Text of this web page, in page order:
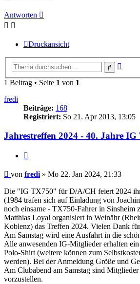
Antworten
Druckansicht
Suche
1 Beitrag • Seite 1 von 1
fredi
Beiträge: 168
Registriert: So 21. Apr 2013, 13:05
Jahrestreffen 2024 - 40. Jahre
Beitrag
von fredi » Mo 22. Jan 2024, 21:33
Die "IG TX750" für D/A/CH feiert 2024
(1984 trafen sich auf Einladung von
noch einsame - TX750-Fahrer in Sinsheim
Matthias Loyal organisiert in Weinähr
Koblenz) das Treffen 2024. Vielen Dank
Am Samstag wird eine Ausfahrt in die
Alle anwesenden IG-Mitglieder erhalten ein
Polo-Shirt (weitere können zum
werden). Bei der Anmeldung Größe und
Am Clubabend am Samstag sind Mitglieder
vorzustellen.